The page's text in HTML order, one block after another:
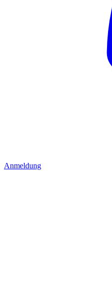
Anmeldung